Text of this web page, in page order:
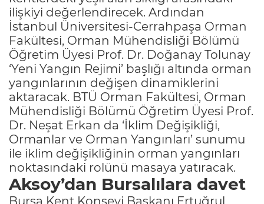
ilişkiyi değerlendirecek. Ardından
İstanbul Üniversitesi-Cerrahpaşa Orman
Fakültesi, Orman Mühendisliği Bölümü
Öğretim Üyesi Prof. Dr. Doğanay Tolunay
‘Yeni Yangın Rejimi’ başlığı altında orman
yangınlarının değişen dinamiklerini
aktaracak. BTÜ Orman Fakültesi, Orman
Mühendisliği Bölümü Öğretim Üyesi Prof.
Dr. Neşat Erkan da ‘İklim Değişikliği,
Ormanlar ve Orman Yangınları’ sunumu
ile iklim değişikliğinin orman yangınları
noktasındaki rolünü masaya yatıracak.
Aksoy’dan Bursalılara davet
Bursa Kent Konseyi Başkanı Ertuğrul